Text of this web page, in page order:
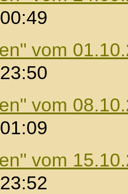
vom
vom
vom